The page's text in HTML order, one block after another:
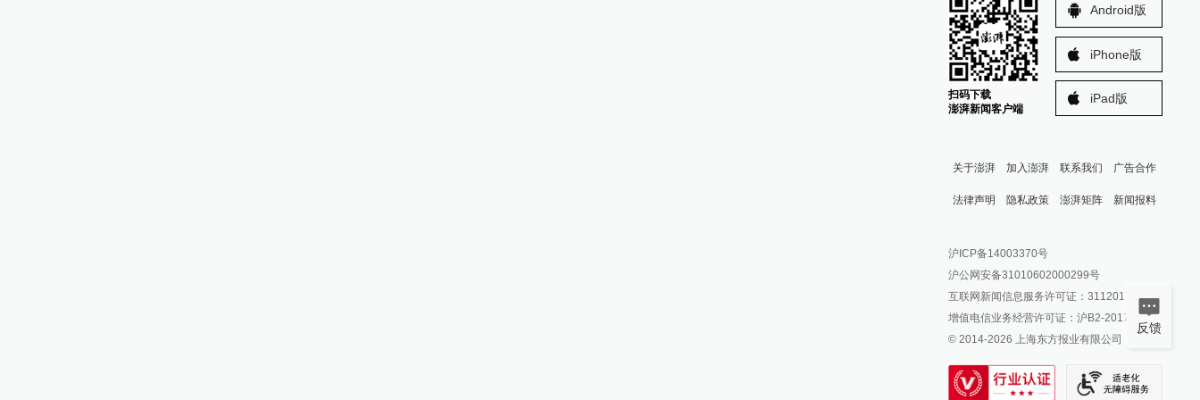
扫码下载
澎湃新闻客户端
Android版
iPhone版
iPad版
关于澎湃 加入澎湃 联系我们 广告合作
法律声明 隐私政策 澎湃矩阵
澎湃新闻公众号
澎湃新闻抖音号
派生万物开放平台
IP SHANGHAI
SIXTH TONE
新闻报料
报料邮箱: news@thepaper.cn
沪ICP备14003370号
沪公网安备31010602000299号
互联网新闻信息服务许可证：31120170006
增值电信业务经营许可证：沪B2-2017116
© 2014-2026 上海东方报业有限公司
反馈